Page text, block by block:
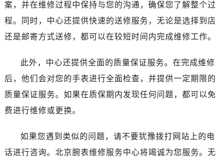
温州市鹿城区锦绣路1067号置信广场10层1015室（需提前预约）
佛山市禅城区季华五路57号万科金融中心C座12层1205室（需提前预约）
东莞市东城街道鸿福东路1号民盈国贸中心T1写字楼9层907室（需提前预约）
苏州市苏州工业园区星港街199号苏州中心办公楼C座22层08室（需提前预约）
武汉市江汉区解放大道686号世界贸易大厦38层09室（需提前预约）
案，并在维修过程中保持与您的沟通，确保您了解整个过
程。同时，中心还提供快速的送修服务，无论是选择到店
还是邮寄方式送修，都可以在较短时间内完成维修工作。
此外，中心还提供全面的质量保证服务。在完成维修
后，他们会对您的手表进行全面检查，并提供一定期限的
质量保证服务。如果在质保期内发现任何问题，都可以免
费进行维修或更换。
如果您遇到类似的问题，请不要犹豫拨打网站上的电
话进行咨询。北京腕表维修服务中心将竭诚为您服务。无